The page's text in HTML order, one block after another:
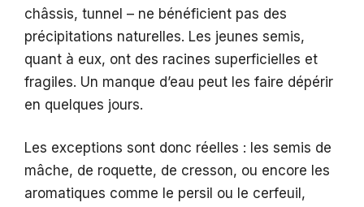
châssis, tunnel – ne bénéficient pas des
précipitations naturelles. Les jeunes semis,
quant à eux, ont des racines superficielles et
fragiles. Un manque d’eau peut les faire dépérir
en quelques jours.
Les exceptions sont donc réelles : les semis de
mâche, de roquette, de cresson, ou encore les
aromatiques comme le persil ou le cerfeuil,